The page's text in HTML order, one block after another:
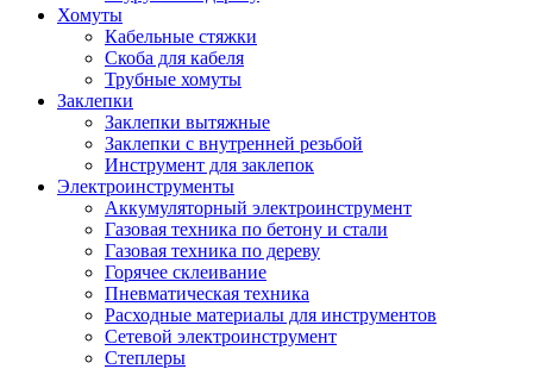
Хомуты
Кабельные стяжки
Скоба для кабеля
Трубные хомуты
Заклепки
Заклепки вытяжные
Заклепки с внутренней резьбой
Инструмент для заклепок
Электроинструменты
Аккумуляторный электроинструмент
Газовая техника по бетону и стали
Газовая техника по дереву
Горячее склеивание
Пневматическая техника
Расходные материалы для инструментов
Сетевой электроинструмент
Степлеры